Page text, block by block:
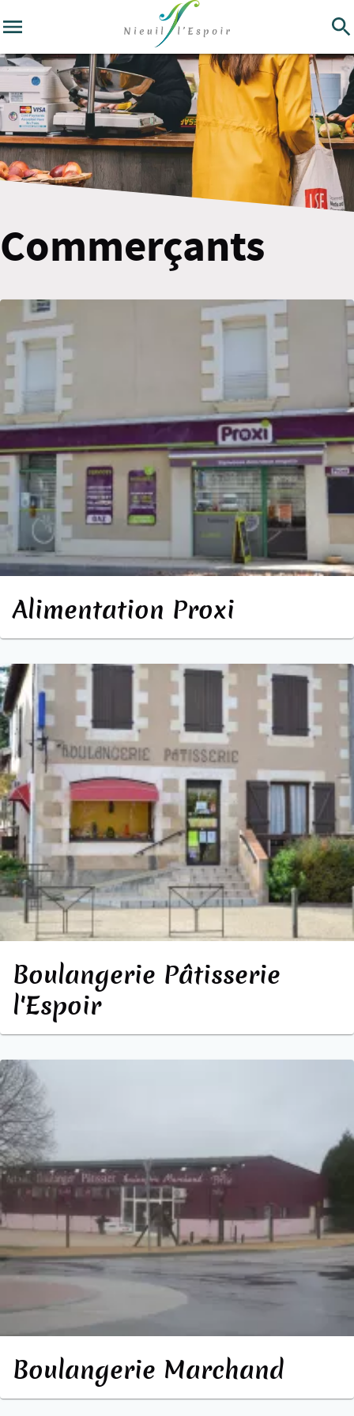
Commerçants
Alimentation Proxi
Boulangerie Pâtisserie
l'Espoir
Boulangerie Marchand